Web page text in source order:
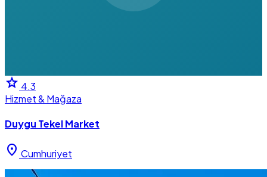
star 4.3
Hizmet & Mağaza
Duygu Tekel Market
location_on Cumhuriyet